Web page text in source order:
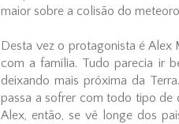
maior sobre a colisão do
Desta vez o protagonista é Alex
com a família. Tudo parecia ir
deixando mais próxima da
passa a sofrer com todo tipo de
Alex, então, se vê longe dos